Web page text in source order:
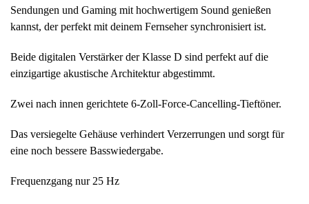
Sendungen und Gaming mit hochwertigem Sound genießen
kannst, der perfekt mit deinem Fernseher synchronisiert ist.
Beide digitalen Verstärker der Klasse D sind perfekt auf die
einzigartige akustische Architektur abgestimmt.
Zwei nach innen gerichtete 6-Zoll-Force-Cancelling-Tieftöner.
Das versiegelte Gehäuse verhindert Verzerrungen und sorgt für
eine noch bessere Basswiedergabe.
Frequenzgang nur 25 Hz